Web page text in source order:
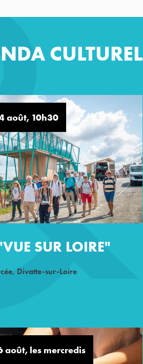
CULTUREL
SUR LOIRE"
août, 10h30
Divatte-sur-Loire
août, les mercredis